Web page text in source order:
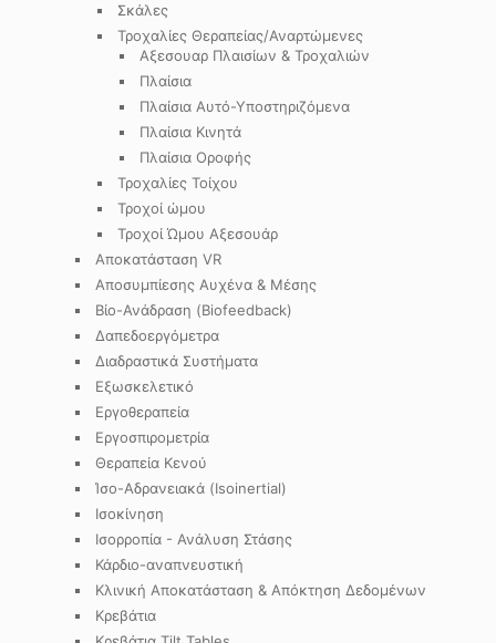
Σκάλες
Τροχαλίες Θεραπείας/Αναρτώμενες
Αξεσουαρ Πλαισίων & Τροχαλιών
Πλαίσια
Πλαίσια Αυτό-Υποστηριζόμενα
Πλαίσια Κινητά
Πλαίσια Οροφής
Τροχαλίες Τοίχου
Τροχοί ώμου
Τροχοί Ώμου Αξεσουάρ
Αποκατάσταση VR
Αποσυμπίεσης Αυχένα & Μέσης
Βίο-Ανάδραση (Biofeedback)
Δαπεδοεργόμετρα
Διαδραστικά Συστήματα
Εξωσκελετικό
Εργοθεραπεία
Εργοσπιρομετρία
Θεραπεία Κενού
Ίσο-Αδρανειακά (Isoinertial)
Ισοκίνηση
Ισορροπία - Ανάλυση Στάσης
Κάρδιο-αναπνευστική
Κλινική Αποκατάσταση & Απόκτηση Δεδομένων
Κρεβάτια